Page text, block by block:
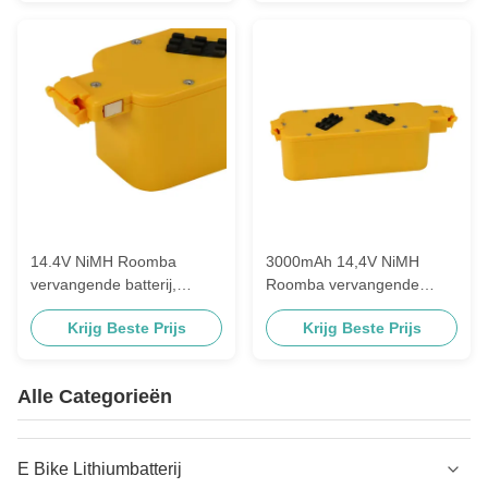
14.4V NiMH Roomba
vervangende batterij,
3500mAh gele Roomba
Aps batterijKrijg Beste Prijs
3000mAh 14,4V NiMH
Roomba vervangende
batterij voor Irobot Roomba
RobotKrijg Beste Prijs
Alle Categorieën
E Bike Lithiumbatterij